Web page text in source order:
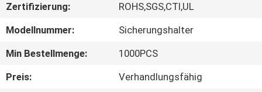
UNS
FABRIK-
AUSFLUG
Zertifizierung:
ROHS,SGS,CTI,UL
Modellnummer:
Sicherungshalter
Min Bestellmenge:
1000PCS
Preis:
Verhandlungsfähig